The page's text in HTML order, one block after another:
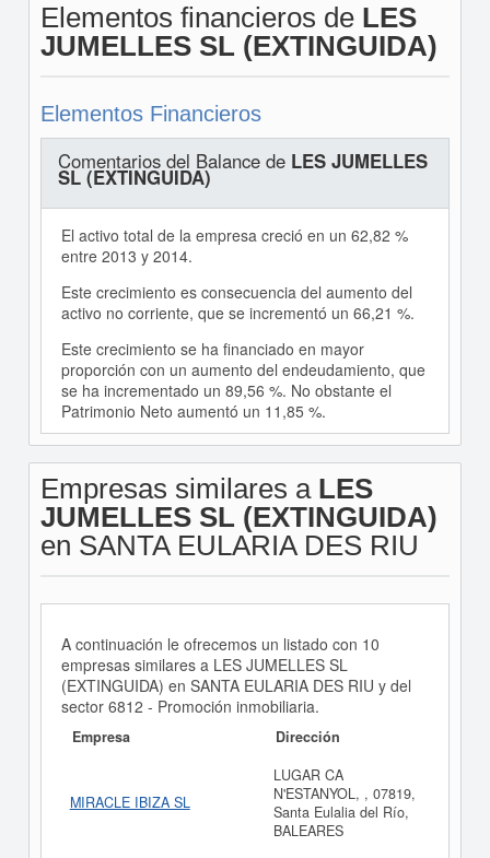
Elementos financieros de LES
JUMELLES SL (EXTINGUIDA)
Elementos Financieros
Comentarios del Balance de LES JUMELLES
SL (EXTINGUIDA)
El activo total de la empresa creció en un 62,82 %
entre 2013 y 2014.
Este crecimiento es consecuencia del aumento del
activo no corriente, que se incrementó un 66,21 %.
Este crecimiento se ha financiado en mayor
proporción con un aumento del endeudamiento, que
se ha incrementado un 89,56 %. No obstante el
Patrimonio Neto aumentó un 11,85 %.
Empresas similares a LES
JUMELLES SL (EXTINGUIDA)
en SANTA EULARIA DES RIU
A continuación le ofrecemos un listado con 10
empresas similares a LES JUMELLES SL
(EXTINGUIDA) en SANTA EULARIA DES RIU y del
sector 6812 - Promoción inmobiliaria.
Empresa Dirección
MIRACLE IBIZA SL
LUGAR CA
N'ESTANYOL, , 07819,
Santa Eulalia del Río,
BALEARES